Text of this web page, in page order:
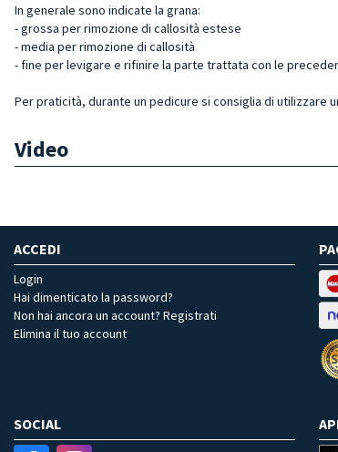
In generale sono indicate la grana:
- grossa per rimozione di callosità estese
- media per rimozione di callosità
- fine per levigare e rifinire la parte trattata con le
Per praticità, durante un pedicure si consiglia di utilizzare
Video
ACCEDI
Login
Hai dimenticato la password?
Non hai ancora un account? Registrati
Elimina il tuo account
SOCIAL